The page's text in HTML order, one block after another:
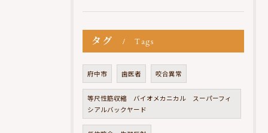
タグ Tags
府中市 歯医者 咬合異常
等尺性筋収縮 バイオメカニカル スーパーフィ
シアルバックヤード